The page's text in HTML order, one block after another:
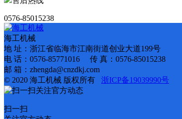
0576-85015238
海工机械
地 址：浙江省临海市江南街道创业大道199号
电 话：0576-85771016 传 真：0576-85015238
邮 箱：zhengda@cnzdkj.com
© 2020 海工机械 版权所有 浙ICP备19039990号
扫一扫